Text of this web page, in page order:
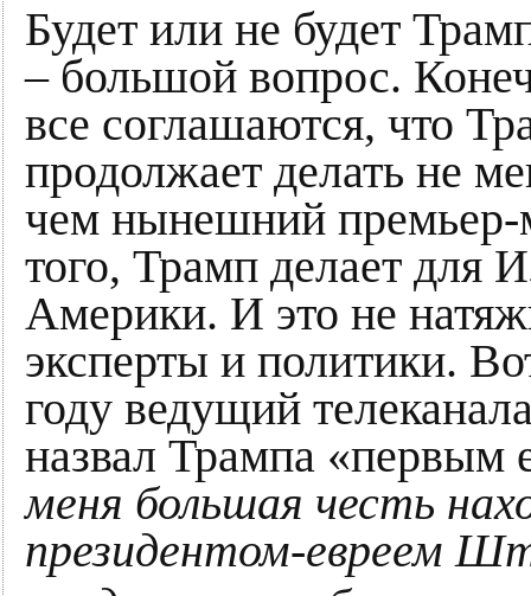
Будет или не будет
– большой вопрос.
все соглашаются, что
продолжает делать не
чем нынешний премьер-
того, Трамп делает для
Америки. И это не
эксперты и политики.
году ведущий
назвал Трампа «первым
меня большая честь
президентом-евреем